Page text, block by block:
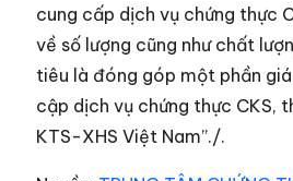
cung cấp dịch vụ chứng thực
về số lượng cũng như chất
tiêu là đóng góp một phần
cập dịch vụ chứng thực CKS,
KTS-XHS Việt Nam”./.